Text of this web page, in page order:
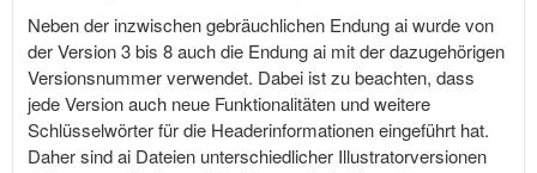
Neben der inzwischen gebräuchlichen Endung ai wurde von
der Version 3 bis 8 auch die Endung ai mit der dazugehörigen
Versionsnummer verwendet. Dabei ist zu beachten, dass
jede Version auch neue Funktionalitäten und weitere
Schlüsselwörter für die Headerinformationen eingeführt hat.
Daher sind ai Dateien unterschiedlicher Illustratorversionen